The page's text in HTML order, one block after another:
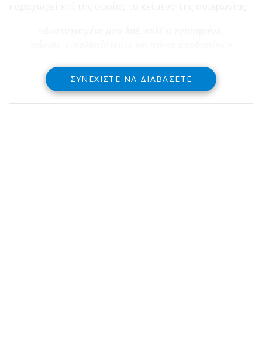
Διονύσιος Σολωμός
ΣΥΝΕΧΊΣΤΕ ΝΑ ΔΙΑΒΆΣΕΤΕ